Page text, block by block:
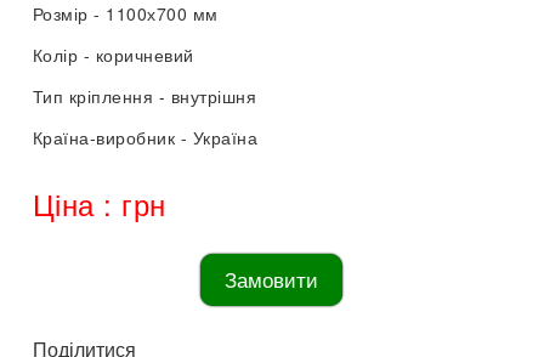
Розмір - 1100х700 мм
Колір - коричневий
Тип кріплення - внутрішня
Країна-виробник - Україна
Ціна : грн
Замовити
Поділитися